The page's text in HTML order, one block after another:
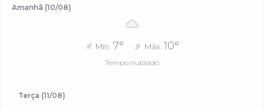
Amanhã (10/08)
Mín. 7° Máx. 10°
Tempo nublado
Terça (11/08)